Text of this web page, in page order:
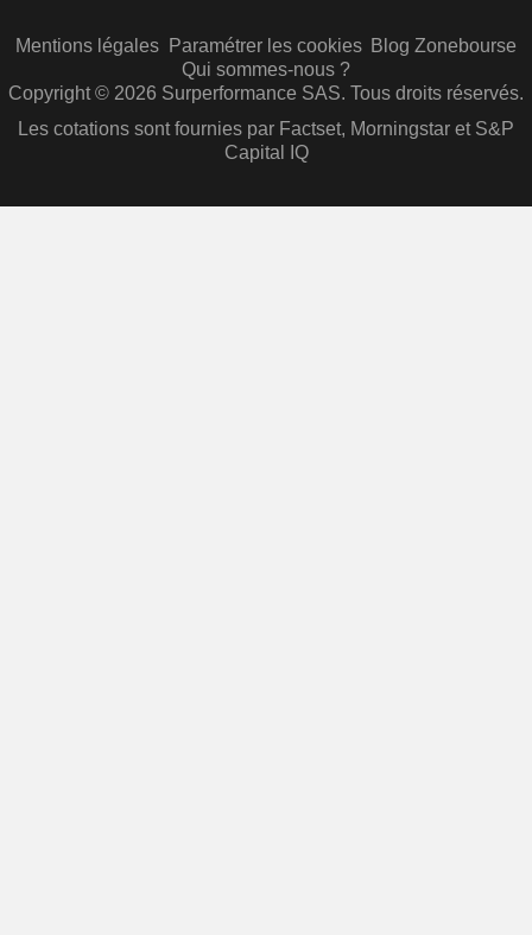
Mentions légales Paramétrer les cookies Blog Zonebourse
Qui sommes-nous ?
Copyright © 2026 Surperformance SAS. Tous droits réservés.
Les cotations sont fournies par Factset, Morningstar et S&P
Capital IQ